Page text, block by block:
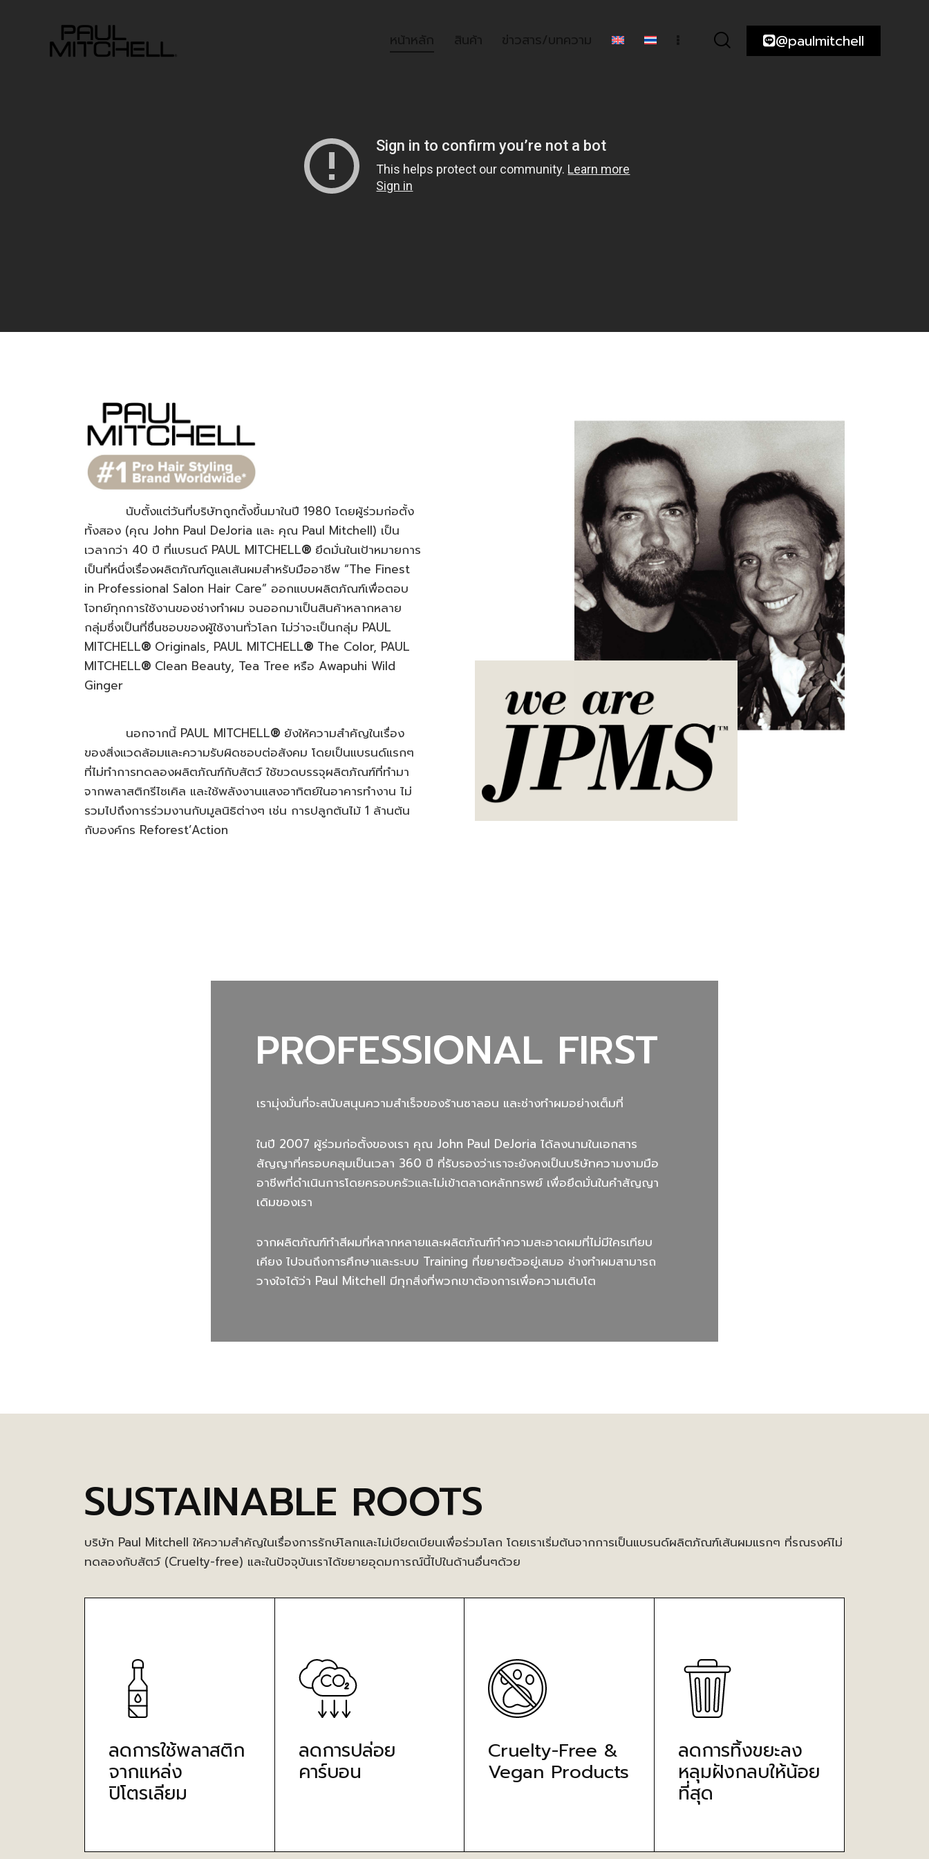
หน้าหลัก สินค้า ข่าวสาร/บทความ @paulmitchell
นับตั้งแต่วันที่บริษัทถูกตั้งขึ้นมาในปี 1980 โดยผู้ร่วมก่อตั้ง
ทั้งสอง (คุณ John Paul DeJoria และ คุณ Paul Mitchell) เป็น
เวลากว่า 40 ปี ที่แบรนด์ PAUL MITCHELL® ยึดมั่นในเป้าหมายการ
เป็นที่หนึ่งเรื่องผลิตภัณฑ์ดูแลเส้นผมสำหรับมืออาชีพ “The Finest
in Professional Salon Hair Care” ออกแบบผลิตภัณฑ์เพื่อตอบ
โจทย์ทุกการใช้งานของช่างทำผม จนออกมาเป็นสินค้าหลากหลาย
กลุ่มซึ่งเป็นที่ชื่นชอบของผู้ใช้งานทั่วโลก ไม่ว่าจะเป็นกลุ่ม PAUL
MITCHELL® Originals, PAUL MITCHELL® The Color, PAUL
MITCHELL® Clean Beauty, Tea Tree หรือ Awapuhi Wild
Ginger
นอกจากนี้ PAUL MITCHELL® ยังให้ความสำคัญในเรื่อง
ของสิ่งแวดล้อมและความรับผิดชอบต่อสังคม โดยเป็นแบรนด์แรกๆ
ที่ไม่ทำการทดลองผลิตภัณฑ์กับสัตว์ ใช้ขวดบรรจุผลิตภัณฑ์ที่ทำมา
จากพลาสติกรีไซเคิล และใช้พลังงานแสงอาทิตย์ในอาคารทำงาน ไม่
รวมไปถึงการร่วมงานกับมูลนิธิต่างๆ เช่น การปลูกต้นไม้ 1 ล้านต้น
กับองค์กร Reforest’Action
PROFESSIONAL FIRST
เรามุ่งมั่นที่จะสนับสนุนความสำเร็จของร้านซาลอน และช่างทำผมอย่างเต็มที่
ในปี 2007 ผู้ร่วมก่อตั้งของเรา คุณ John Paul DeJoria ได้ลงนามในเอกสาร
สัญญาที่ครอบคลุมเป็นเวลา 360 ปี ที่รับรองว่าเราจะยังคงเป็นบริษัทความงามมือ
อาชีพที่ดำเนินการโดยครอบครัวและไม่เข้าตลาดหลักทรพย์ เพื่อยึดมั่นในคำสัญญา
เดิมของเรา
จากผลิตภัณฑ์ทำสีผมที่หลากหลายและผลิตภัณฑ์ทำความสะอาดผมที่ไม่มีใครเทียบ
เคียง ไปจนถึงการศึกษาและระบบ Training ที่ขยายตัวอยู่เสมอ ช่างทำผมสามารถ
วางใจได้ว่า Paul Mitchell มีทุกสิ่งที่พวกเขาต้องการเพื่อความเติบโต
SUSTAINABLE ROOTS
บริษัท Paul Mitchell ให้ความสำคัญในเรื่องการรักษ์โลกและไม่เบียดเบียนเพื่อร่วมโลก โดยเราเริ่มต้นจากการเป็นแบรนด์ผลิตภัณฑ์เส้นผมแรกๆ ที่รณรงค์ไม่
ทดลองกับสัตว์ (Cruelty-free) และในปัจจุบันเราได้ขยายอุดมการณ์นี้ไปในด้านอื่นๆด้วย
ลดการใช้พลาสติก
จากแหล่ง
ปิโตรเลียม
ลดการปล่อย
คาร์บอน
Cruelty-Free &
Vegan Products
ลดการทิ้งขยะลง
หลุมฝังกลบให้น้อย
ที่สุด